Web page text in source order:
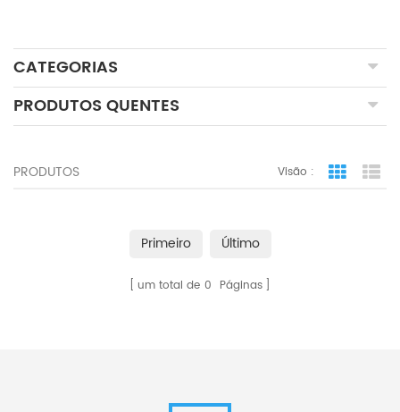
CATEGORIAS
PRODUTOS QUENTES
PRODUTOS Visão : visão
Primeiro Último
um total de 0 Páginas